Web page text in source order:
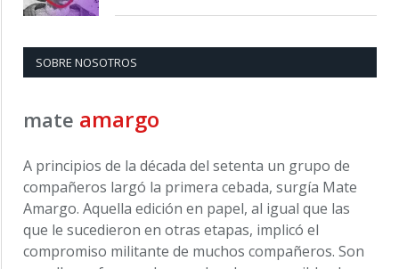
SOBRE NOSOTROS
mate amargo
A principios de la década del setenta un grupo de
compañeros largó la primera cebada, surgía Mate
Amargo. Aquella edición en papel, al igual que las
que le sucedieron en otras etapas, implicó el
compromiso militante de muchos compañeros. Son